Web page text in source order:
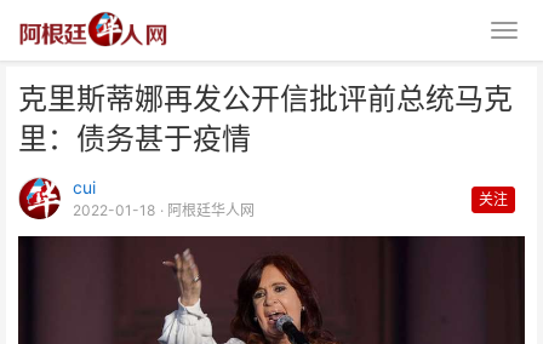
克里斯蒂娜再发公开信批评前总统马克
里：债务甚于疫情
cui
2022-01-18 · 阿根廷华人网
关注
克里斯蒂娜再发公开信批评前总统
马克里：债务甚于疫情